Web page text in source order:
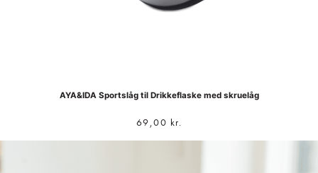
AYA&IDA Sportslåg til Drikkeflaske med skruelåg
69,00 kr.